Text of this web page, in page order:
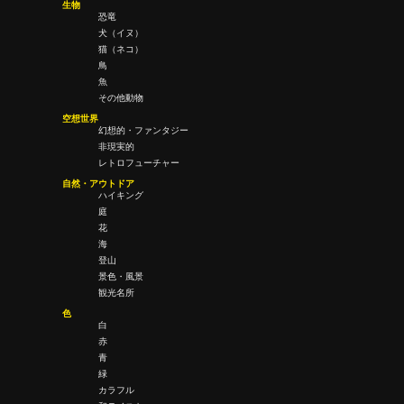
生物
恐竜
犬（イヌ）
猫（ネコ）
鳥
魚
その他動物
空想世界
幻想的・ファンタジー
非現実的
レトロフューチャー
自然・アウトドア
ハイキング
庭
花
海
登山
景色・風景
観光名所
色
白
赤
青
緑
カラフル